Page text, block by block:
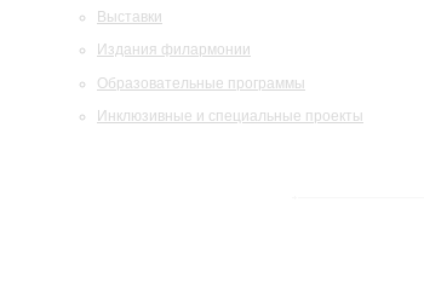
Выставки
Издания филармонии
Образовательные программы
Инклюзивные и специальные проекты